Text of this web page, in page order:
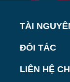
TÀI
ĐỐI TÁC
LIÊN HỆ